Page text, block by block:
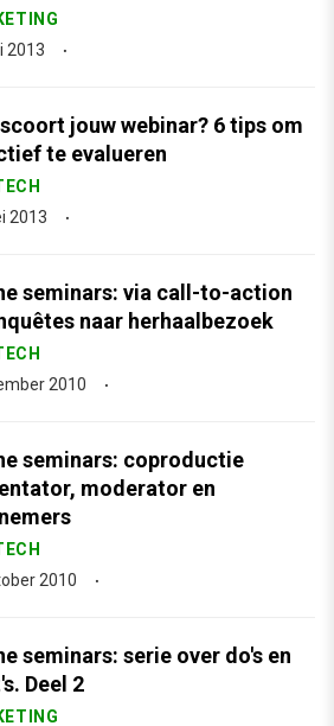
2013
jouw webinar? 6 tips om
te evalueren
2013
seminars: via call-to-action
naar herhaalbezoek
2010
seminars: coproductie
moderator en
2010
seminars: serie over do's en
Deel 2